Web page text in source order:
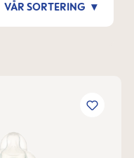
VÅR SORTERING